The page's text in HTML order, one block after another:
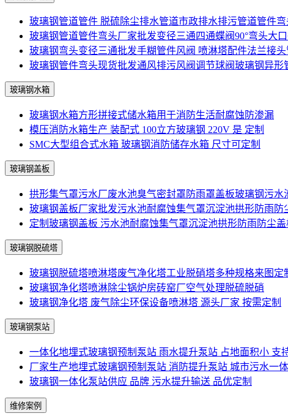
玻璃钢管道管件 脱硫除尘排水管道市政排水排污管道管件弯
玻璃钢管道管件弯头厂家批发变径三通四通蝶阀90°弯头大
玻璃钢弯头变径三通批发手糊管件风阀 喷淋塔配件法兰接
玻璃钢管件弯头现货批发通风排污风阀调节球阀玻璃钢异形
玻璃钢水箱
玻璃钢水箱方形拼接式储水箱用于消防生活耐腐蚀防渗漏
模压消防水箱生产 装配式 100立方玻璃钢 220V 是 定制
SMC大型组合式水箱 玻璃钢消防储存水箱 尺寸可定制
玻璃钢盖板
拱形集气罩污水厂废水池臭气密封罩防雨罩盖板玻璃钢污水
玻璃钢盖板厂家批发污水池耐腐蚀集气罩沉淀池拱形防雨防
定制玻璃钢盖板 污水池耐腐蚀集气罩沉淀池拱形防雨防尘盖
玻璃钢脱硫塔
玻璃钢脱硫塔喷淋塔废气净化塔工业脱硝塔多种规格来图定
玻璃钢净化塔喷淋除尘锅炉房砖窑厂空气处理脱硫脱硝
玻璃钢净化塔 废气除尘环保设备喷淋塔 源头厂家 按需定制
玻璃钢泵站
一体化地埋式玻璃钢预制泵站 雨水提升泵站 占地面积小 支
厂家生产地埋式玻璃钢预制泵站 消防提升泵站 城市污水一
玻璃钢一体化泵站供应 品牌 污水提升输送 品优定制
维修案例